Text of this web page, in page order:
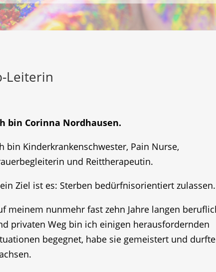
Leiterin
bin Corinna Nordhausen.
bin Kinderkrankenschwester, Pain Nurse,
und Reittherapeutin.
Ziel ist es: Sterben bedürfnisorientiert zulassen.
meinem nunmehr fast zehn Jahre langen
privaten Weg bin ich einigen herausfordernden
begegnet, habe sie gemeistert und